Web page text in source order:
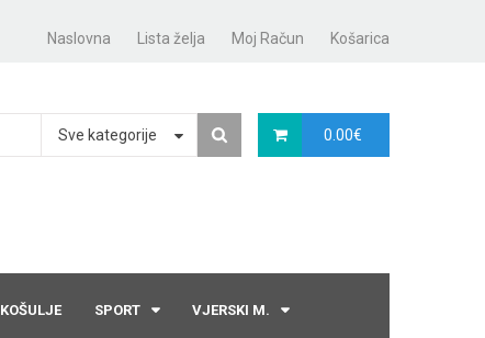
Naslovna Lista želja Moj Račun Košarica
0.00€
Sve kategorije
KOŠULJE SPORT VJERSKI M.